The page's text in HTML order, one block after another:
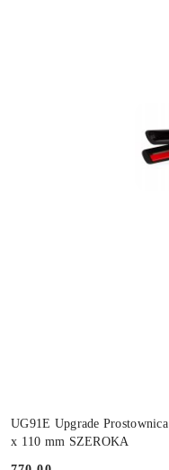
UG91E Upgrade
x 110 mm SZEROKA